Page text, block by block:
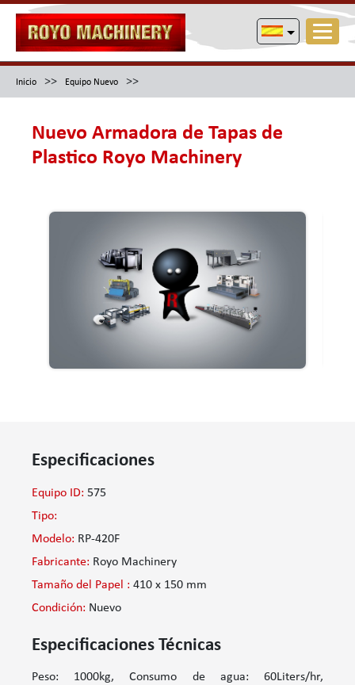
Inicio >> Equipo Nuevo >>
Nuevo Armadora de Tapas de
Plastico Royo Machinery
Especificaciones
Equipo ID: 575
Tipo:
Modelo: RP-420F
Fabricante: Royo Machinery
Tamaño del Papel : 410 x 150 mm
Condición: Nuevo
Especificaciones Técnicas
Peso: 1000kg, Consumo de agua: 60Liters/hr,